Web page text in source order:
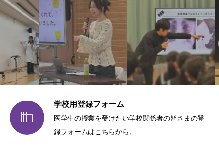

学校用登録フォーム
医学生の授業を受けたい学校関係者の皆さまの登
録フォームはこちらから。